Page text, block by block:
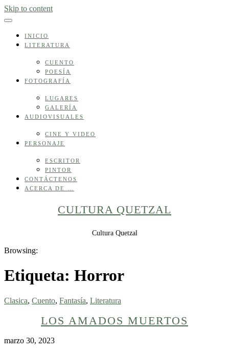
Skip to content
INICIO
LITERATURA
CUENTO
POESÍA
FOTOGRAFÍA
LUGARES
GALERÍA
AUDIOVISUALES
CINE Y VIDEO
PERSONAJE
ESCRITOR
PINTOR
CONTÁCTENOS
ACERCA DE …
CULTURA QUETZAL
Cultura Quetzal
Browsing:
Etiqueta: Horror
Clasica, Cuento, Fantasía, Literatura
LOS AMADOS MUERTOS
marzo 30, 2023